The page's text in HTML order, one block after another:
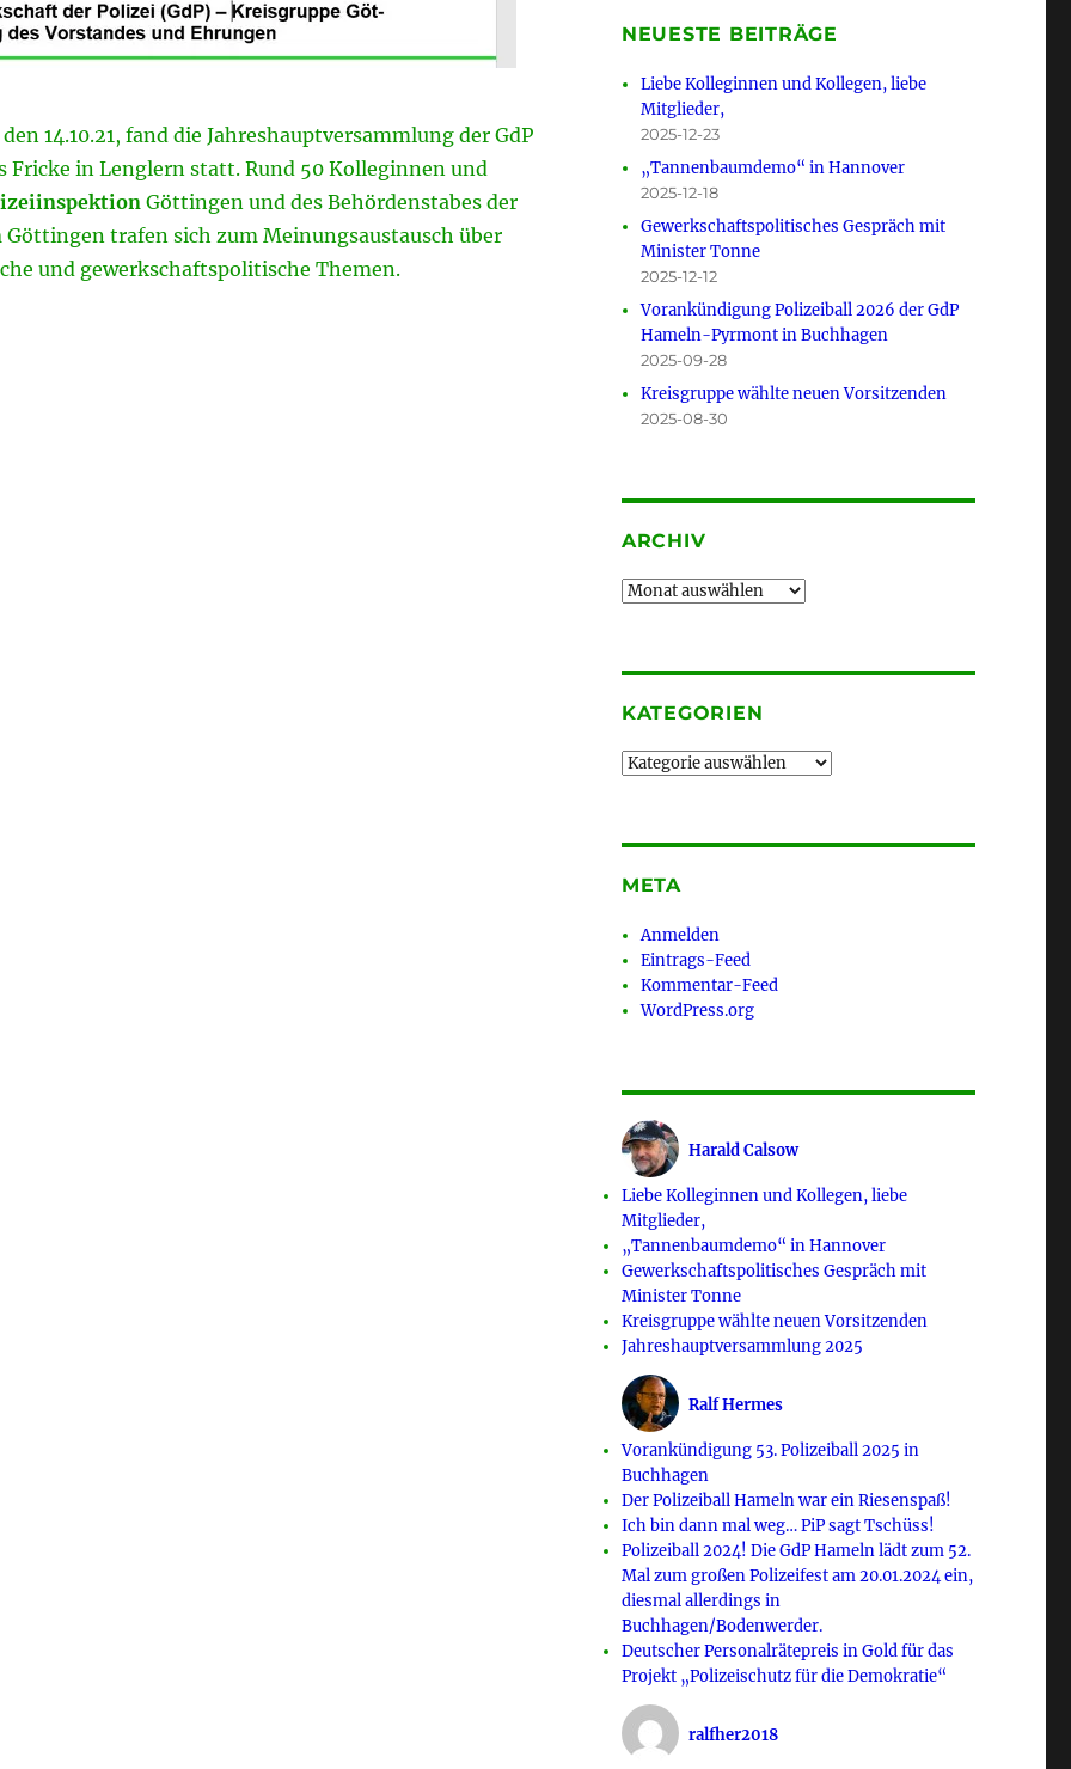
14.10.21, fand die Jahreshauptversammlung der GdP
Fricke in Lenglern statt. Rund 50 Kolleginnen und
Göttingen und des Behördenstabes der
Göttingen trafen sich zum Meinungsaustausch über
und gewerkschaftspolitische Themen.
Kreisgruppe Göttingen – am 14.10.2021“
NEUESTE BEITRÄGE
Liebe Kolleginnen und Kollegen, liebe
Mitglieder,
2025-12-23
„Tannenbaumdemo“ in Hannover
2025-12-18
Gewerkschaftspolitisches Gespräch mit
Minister Tonne
2025-12-12
Vorankündigung Polizeiball 2026 der GdP
Hameln-Pyrmont in Buchhagen
2025-09-28
Kreisgruppe wählte neuen Vorsitzenden
2025-08-30
ARCHIV
Archiv
KATEGORIEN
Kategorien
META
Anmelden
Eintrags-Feed
Kommentar-Feed
WordPress.org
Harald Calsow
Liebe Kolleginnen und Kollegen, liebe
Mitglieder,
„Tannenbaumdemo“ in Hannover
Gewerkschaftspolitisches Gespräch mit
Minister Tonne
Kreisgruppe wählte neuen Vorsitzenden
Jahreshauptversammlung 2025
Ralf Hermes
Vorankündigung 53. Polizeiball 2025 in
Buchhagen
Der Polizeiball Hameln war ein Riesenspaß!
Ich bin dann mal weg… PiP sagt Tschüss!
Polizeiball 2024! Die GdP Hameln lädt zum 52.
Mal zum großen Polizeifest am 20.01.2024 ein,
diesmal allerdings in
Buchhagen/Bodenwerder.
Deutscher Personalrätepreis in Gold für das
Projekt „Polizeischutz für die Demokratie“
ralfher2018